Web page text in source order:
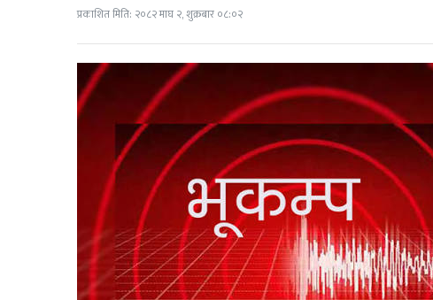
प्रकाशित मिति: २०८२ माघ २, शुक्रबार ०८:०२